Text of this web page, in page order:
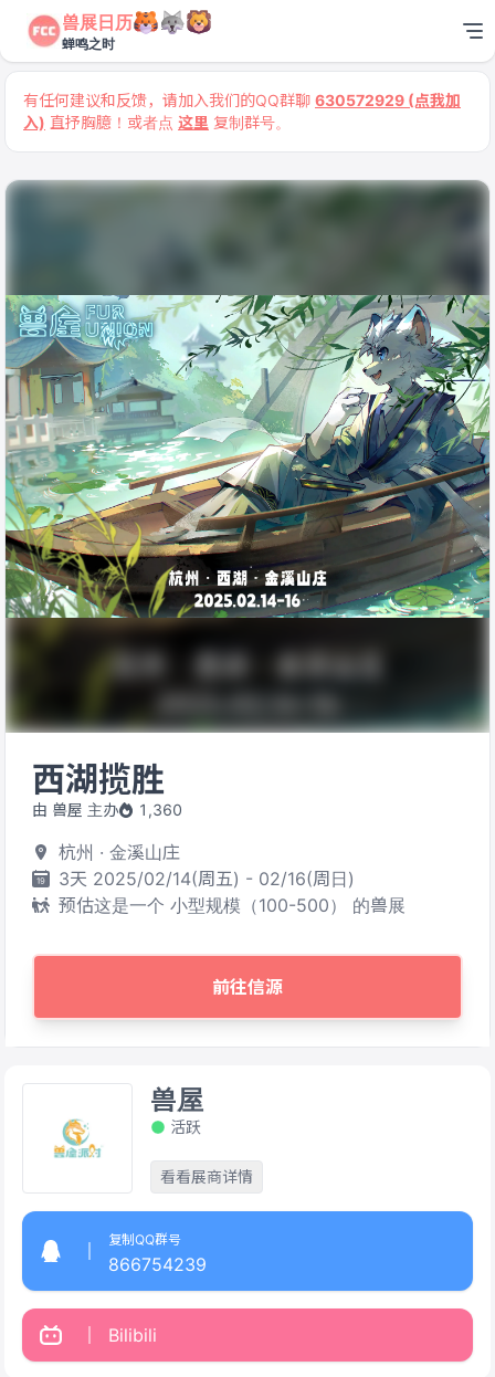
兽展日历
蝉鸣之时
有任何建议和反馈，请加入我们的QQ群聊 630572929 (点我加
入) 直抒胸臆！或者点 这里 复制群号。
西湖揽胜
由 兽屋 主办 1,360
杭州 · 金溪山庄
3天 2025/02/14(周五) - 02/16(周日)
预估这是一个 小型规模（100-500） 的兽展
前往信源
兽屋
活跃
看看展商详情
复制QQ群号
866754239
Bilibili